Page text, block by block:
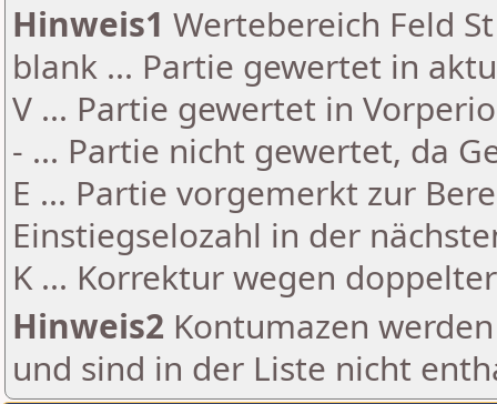
Hinweis1 Wertebereich Feld
blank ... Partie gewertet in
V ... Partie gewertet in
- ... Partie nicht gewertet, da
E ... Partie vorgemerkt zur
Einstiegselozahl in der
K ... Korrektur wegen
Hinweis2 Kontumazen
und sind in der Liste nicht